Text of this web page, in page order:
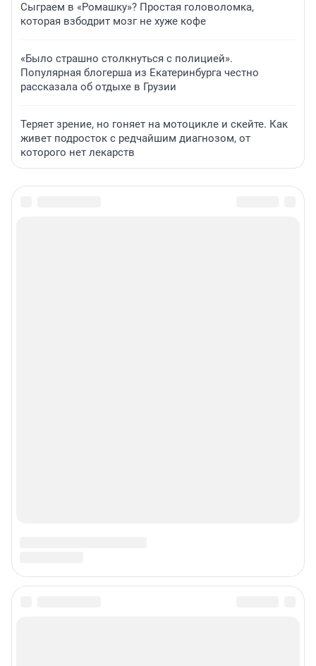
Сыграем в «Ромашку»? Простая головоломка,
которая взбодрит мозг не хуже кофе
«Было страшно столкнуться с полицией».
Популярная блогерша из Екатеринбурга честно
рассказала об отдыхе в Грузии
Теряет зрение, но гоняет на мотоцикле и скейте. Как
живет подросток с редчайшим диагнозом, от
которого нет лекарств